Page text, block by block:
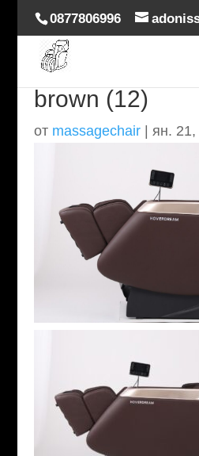
0877806996
hoverdream-
brown (12)
от massagechair| ян. 21,